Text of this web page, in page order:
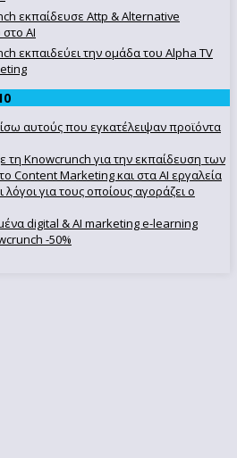
εκπαίδευσε Attp & Alternative
ΑΙ
εκπαιδεύει την ομάδα του Alpha TV
αυτούς που εγκατέλειψαν προϊόντα
τη Knowcrunch για την εκπαίδευση των
Content Marketing και στα AI εργαλεία
λόγοι για τους οποίους αγοράζει ο
digital & AI marketing e-learning
-50%